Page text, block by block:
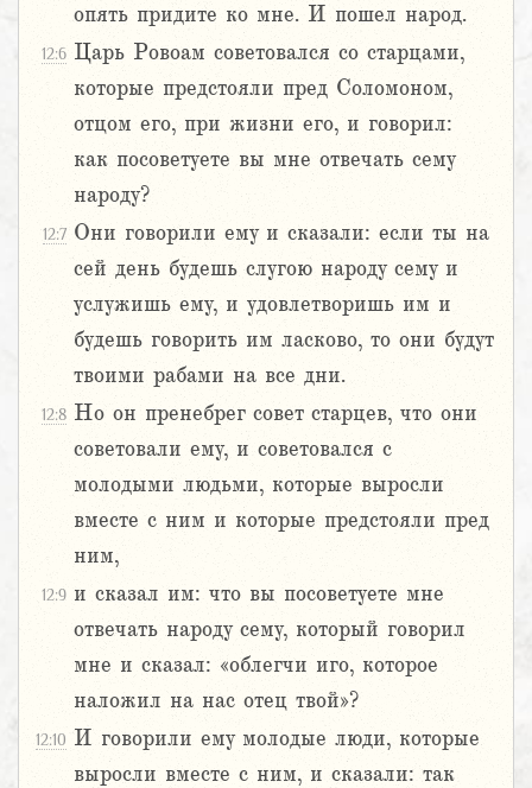
опять придите ко мне. И пошел народ.
12:6 Царь Ровоам советовался со старцами,
которые предстояли пред Соломоном,
отцом его, при жизни его, и говорил:
как посоветуете вы мне отвечать сему
народу?
12:7 Они говорили ему и сказали: если ты на
сей день будешь слугою народу сему и
услужишь ему, и удовлетворишь им и
будешь говорить им ласково, то они будут
твоими рабами на все дни.
12:8 Но он пренебрег совет старцев, что они
советовали ему, и советовался с
молодыми людьми, которые выросли
вместе с ним и которые предстояли пред
ним,
12:9 и сказал им: что вы посоветуете мне
отвечать народу сему, который говорил
мне и сказал: «облегчи иго, которое
наложил на нас отец твой»?
12:10 И говорили ему молодые люди, которые
выросли вместе с ним, и сказали: так